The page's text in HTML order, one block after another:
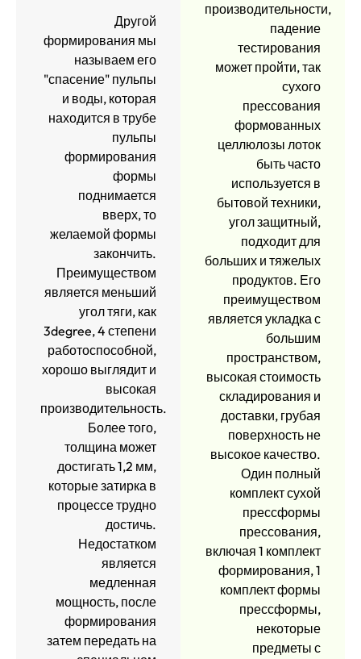
Другой
формирования мы
называем его
"спасение" пульпы
и воды, которая
находится в трубе
пульпы
формирования
формы
поднимается
вверх, то
желаемой формы
закончить.
Преимуществом
является меньший
угол тяги, как
3degree, 4 степени
работоспособной,
хорошо выглядит и
высокая
производительность.
Более того,
толщина может
достигать 1,2 мм,
которые затирка в
процессе трудно
достичь.
Недостатком
является
медленная
мощность, после
формирования
затем передать на
производительности,
падение
тестирования
может пройти, так
сухого
прессования
формованных
целлюлозы лоток
быть часто
используется в
бытовой техники,
угол защитный,
подходит для
больших и тяжелых
продуктов. Его
преимуществом
является укладка с
большим
пространством,
высокая стоимость
складирования и
доставки, грубая
поверхность не
высокое качество.
Один полный
комплект сухой
прессформы
прессования,
включая 1 комплект
формирования, 1
комплект формы
прессформы,
некоторые
предметы с